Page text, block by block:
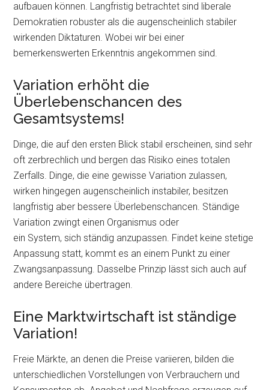
aufbauen können. Langfristig betrachtet sind liberale
Demokratien robuster als die augenscheinlich stabiler
wirkenden Diktaturen. Wobei wir bei einer
bemerkenswerten Erkenntnis angekommen sind.
Variation erhöht die
Überlebenschancen des
Gesamtsystems!
Dinge, die auf den ersten Blick stabil erscheinen, sind sehr
oft zerbrechlich und bergen das Risiko eines totalen
Zerfalls. Dinge, die eine gewisse Variation zulassen,
wirken hingegen augenscheinlich instabiler, besitzen
langfristig aber bessere Überlebenschancen. Ständige
Variation zwingt einen Organismus oder
ein System, sich ständig anzupassen. Findet keine stetige
Anpassung statt, kommt es an einem Punkt zu einer
Zwangsanpassung. Dasselbe Prinzip lässt sich auch auf
andere Bereiche übertragen.
Eine Marktwirtschaft ist ständige
Variation!
Freie Märkte, an denen die Preise variieren, bilden die
unterschiedlichen Vorstellungen von Verbrauchern und